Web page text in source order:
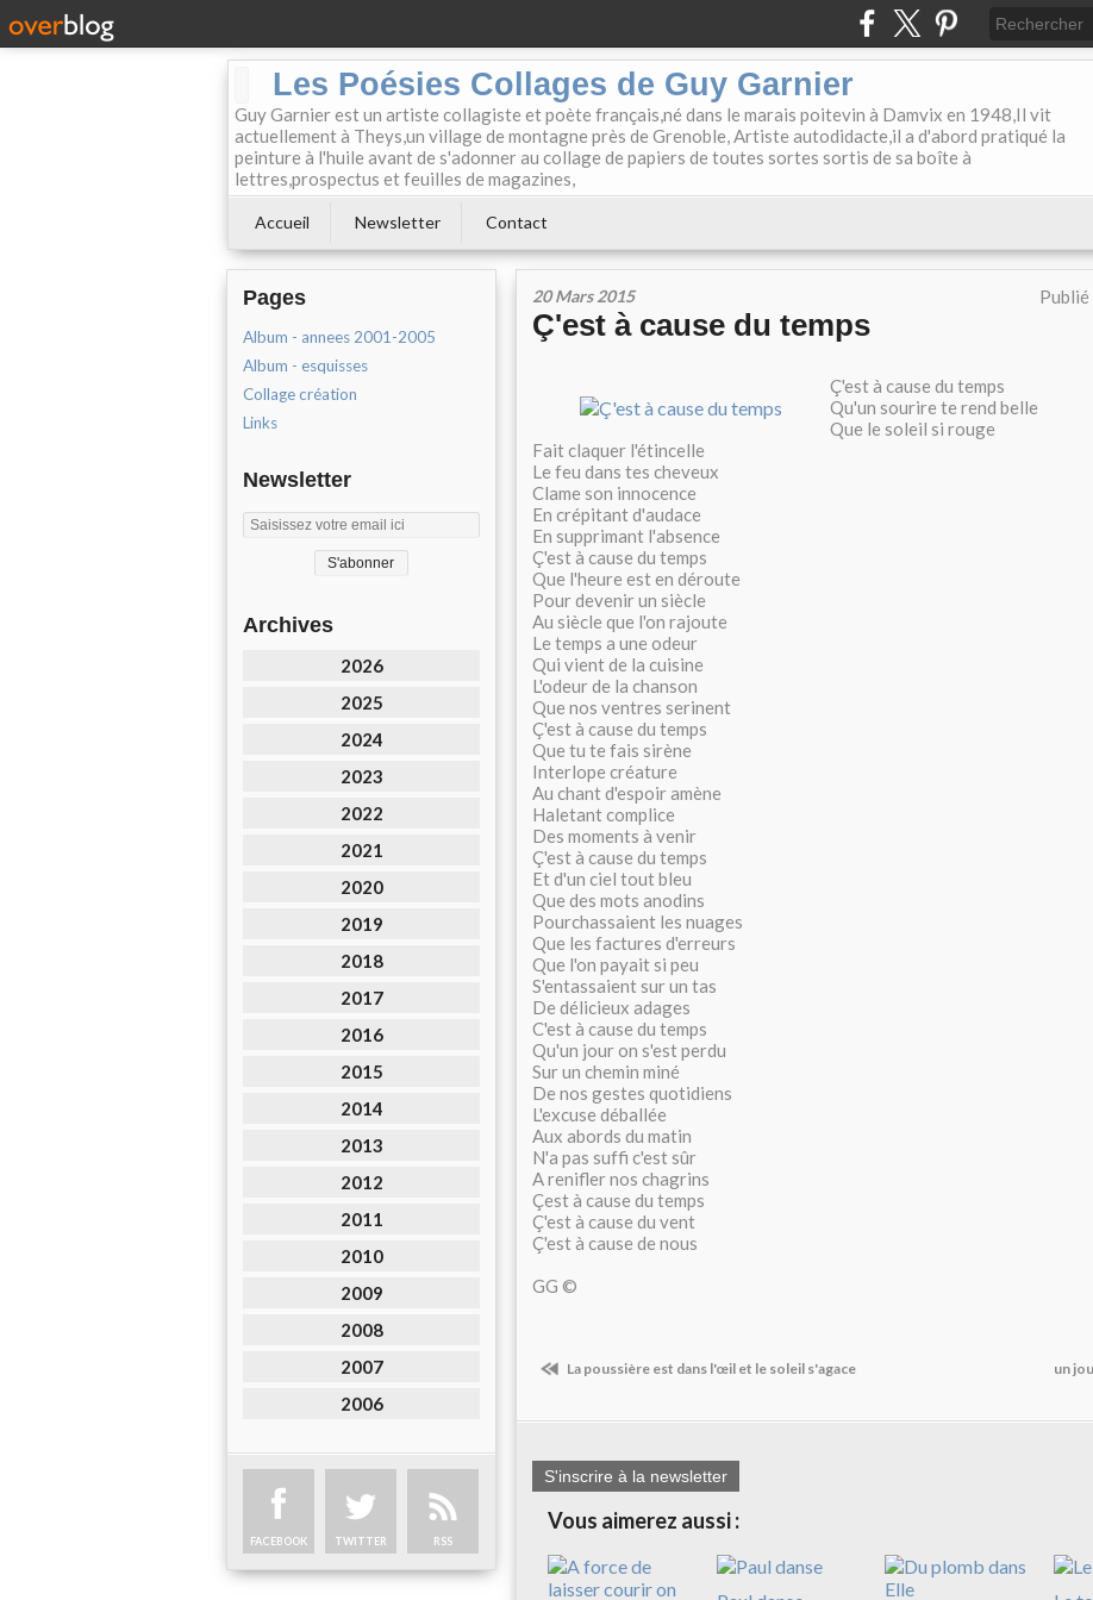
Les Poésies Collages de Guy Garnier
Guy Garnier est un artiste collagiste et poète français,né dans le marais poitevin à Damvix en 1948,Il vit
actuellement à Theys,un village de montagne près de Grenoble, Artiste autodidacte,il a d'abord pratiqué la
peinture à l'huile avant de s'adonner au collage de papiers de toutes sortes sortis de sa boîte à
lettres,prospectus et feuilles de magazines,
Accueil Newsletter Contact
Pages
Album - annees 2001-2005
Album - esquisses
Collage création
Links
Newsletter
Archives
2026
2025
2024
2023
2022
2021
2020
2019
2018
2017
2016
2015
2014
2013
2012
2011
2010
2009
2008
2007
2006
FACEBOOK TWITTER RSS
20 Mars 2015 Publié
Ç'est à cause du temps
Ç'est à cause du temps
Qu'un sourire te rend belle
Que le soleil si rouge
Fait claquer l'étincelle
Le feu dans tes cheveux
Clame son innocence
En crépitant d'audace
En supprimant l'absence
Ç'est à cause du temps
Que l'heure est en déroute
Pour devenir un siècle
Au siècle que l'on rajoute
Le temps a une odeur
Qui vient de la cuisine
L'odeur de la chanson
Que nos ventres serinent
Ç'est à cause du temps
Que tu te fais sirène
Interlope créature
Au chant d'espoir amène
Haletant complice
Des moments à venir
Ç'est à cause du temps
Et d'un ciel tout bleu
Que des mots anodins
Pourchassaient les nuages
Que les factures d'erreurs
Que l'on payait si peu
S'entassaient sur un tas
De délicieux adages
C'est à cause du temps
Qu'un jour on s'est perdu
Sur un chemin miné
De nos gestes quotidiens
L'excuse déballée
Aux abords du matin
N'a pas suffi c'est sûr
A renifler nos chagrins
Çest à cause du temps
Ç'est à cause du vent
Ç'est à cause de nous
GG ©
La poussière est dans l'œil et le soleil s'agace un
S'inscrire à la newsletter
Vous aimerez aussi :